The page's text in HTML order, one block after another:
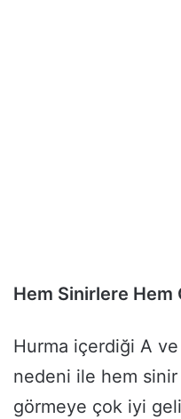
Hem Sinirlere Hem
Hurma içerdiği A
nedeni ile hem
görmeye çok iyi